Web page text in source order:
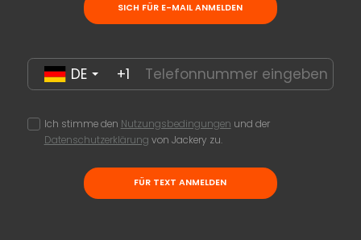
SICH FÜR E-MAIL ANMELDEN
DE +1
Ich stimme den Nutzungsbedingungen und der
Datenschutzerklärung von Jackery zu.
FÜR TEXT ANMELDEN